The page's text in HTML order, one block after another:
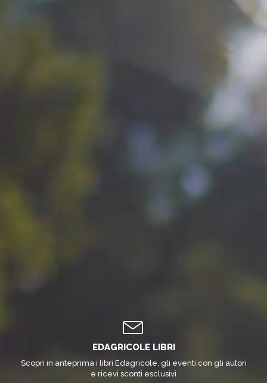
EDAGRICOLE LIBRI
Scopri in anteprima i libri Edagricole, gli eventi con gli autori
e ricevi sconti esclusivi